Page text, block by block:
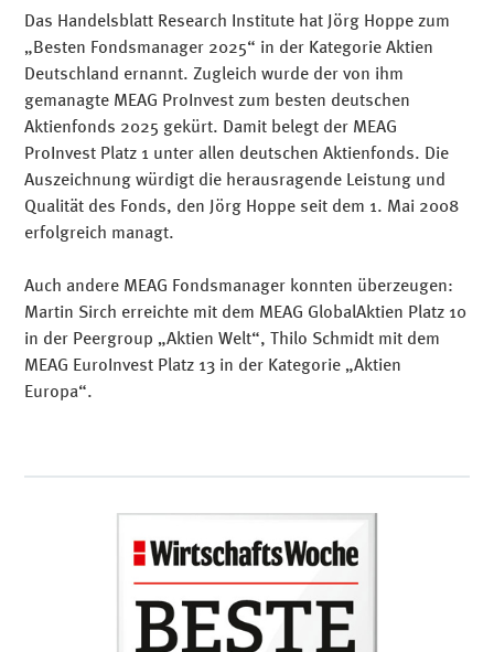
Das Handelsblatt Research Institute hat Jörg Hoppe zum
„Besten Fondsmanager 2025“ in der Kategorie Aktien
Deutschland ernannt. Zugleich wurde der von ihm
gemanagte MEAG ProInvest zum besten deutschen
Aktienfonds 2025 gekürt. Damit belegt der MEAG
ProInvest Platz 1 unter allen deutschen Aktienfonds. Die
Auszeichnung würdigt die herausragende Leistung und
Qualität des Fonds, den Jörg Hoppe seit dem 1. Mai 2008
erfolgreich managt.
Auch andere MEAG Fondsmanager konnten überzeugen:
Martin Sirch erreichte mit dem MEAG GlobalAktien Platz 10
in der Peergroup „Aktien Welt“, Thilo Schmidt mit dem
MEAG EuroInvest Platz 13 in der Kategorie „Aktien
Europa“.